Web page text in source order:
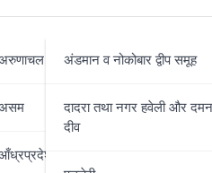
प्रदेशअंडमान व नोकोबार द्वीप समूह
दादरा तथा नगर हवेली और
दीवदिल्ली